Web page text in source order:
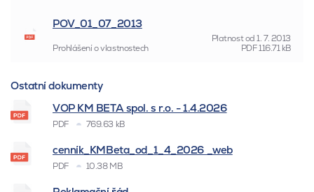
POV_01_07_2013
Platnost od1. 7. 2013
Prohlášení o vlastnostech
PDF116.71 kB
Ostatní dokumenty
VOP KM BETA spol. s r.o. - 1.4.2026
PDF 769.63 kB
cenník_KMBeta_od_1_4_2026 _web
PDF 10.38 MB